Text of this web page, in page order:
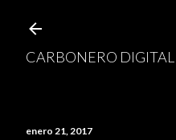
CARBONERO DIGITAL
enero 21, 2017